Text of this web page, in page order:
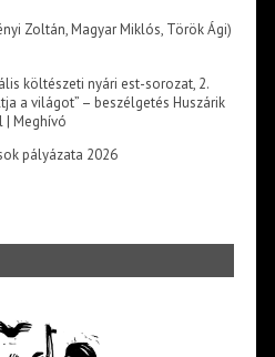
Zoltán, Magyar Miklós, Török Ági)
költészeti nyári est-sorozat, 2.
a világot” – beszélgetés Huszárik
| Meghívó
pályázata 2026